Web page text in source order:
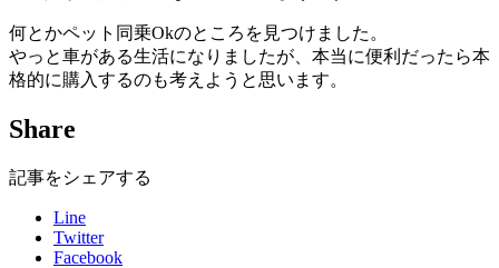
何とかペット同乗Okのところを見つけました。
やっと車がある生活になりましたが、本当に便利だったら本
格的に購入するのも考えようと思います。
Share
記事をシェアする
Line
Twitter
Facebook